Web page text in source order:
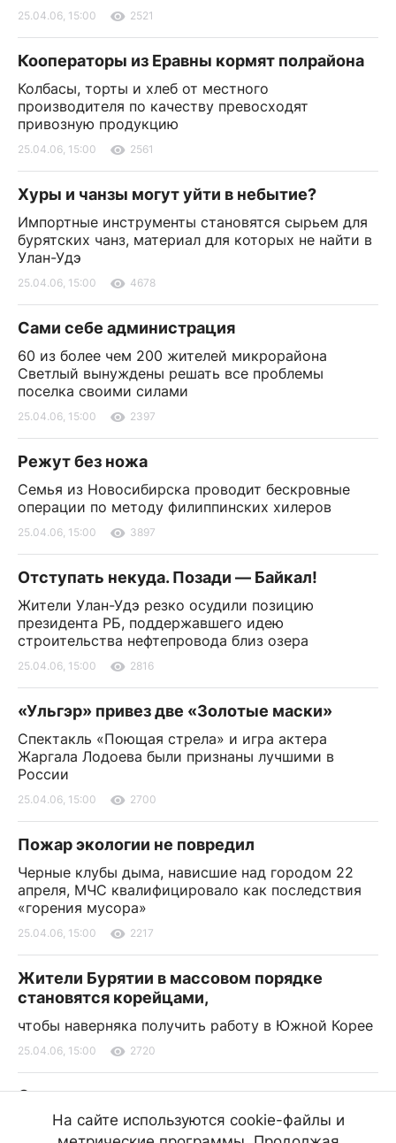
25.04.06, 15:00 2521
Кооператоры из Еравны кормят полрайона
Колбасы, торты и хлеб от местного
производителя по качеству превосходят
привозную продукцию
25.04.06, 15:00 2561
Хуры и чанзы могут уйти в небытие?
Импортные инструменты становятся сырьем для
бурятских чанз, материал для которых не найти в
Улан-Удэ
25.04.06, 15:00 4678
Сами себе администрация
60 из более чем 200 жителей микрорайона
Светлый вынуждены решать все проблемы
поселка своими силами
25.04.06, 15:00 2397
Режут без ножа
Семья из Новосибирска проводит бескровные
операции по методу филиппинских хилеров
25.04.06, 15:00 3897
Отступать некуда. Позади — Байкал!
Жители Улан-Удэ резко осудили позицию
президента РБ, поддержавшего идею
строительства нефтепровода близ озера
25.04.06, 15:00 2816
«Ульгэр» привез две «Золотые маски»
Спектакль «Поющая стрела» и игра актера
Жаргала Лодоева были признаны лучшими в
России
25.04.06, 15:00 2700
Пожар экологии не повредил
Черные клубы дыма, нависшие над городом 22
апреля, МЧС квалифицировало как последствия
«горения мусора»
25.04.06, 15:00 2217
Жители Бурятии в массовом порядке
становятся корейцами,
чтобы наверняка получить работу в Южной Корее
25.04.06, 15:00 2720
Охотник за малолетними девочками еще на
свободе
На сайте используются cookie-файлы и